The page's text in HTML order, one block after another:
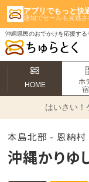
アプリでもっと快
通知でセールも見逃さ
沖縄県民のおでかけを応援する
HOME
ホ
はいさい！
本島北部 - 恩納村
沖縄かりゆ